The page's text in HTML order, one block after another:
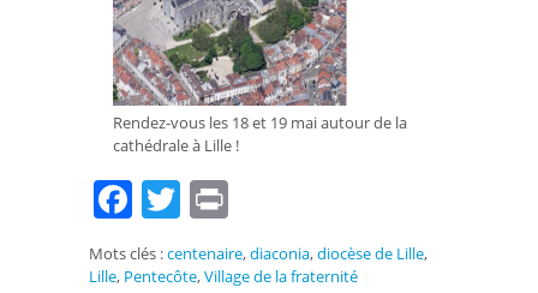
Rendez-vous les 18 et 19 mai autour de la
cathédrale à Lille !
Facebook
Twitter
Mots clés :centenaire,diaconia,diocèse de Lille,
Lille, Pentecôte,Village de la fraternité